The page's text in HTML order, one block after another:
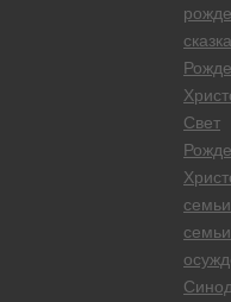
сказка
Свет
семьи
семьи